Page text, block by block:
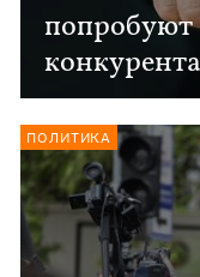
попробуют
конкурента
ПОЛИТИКА